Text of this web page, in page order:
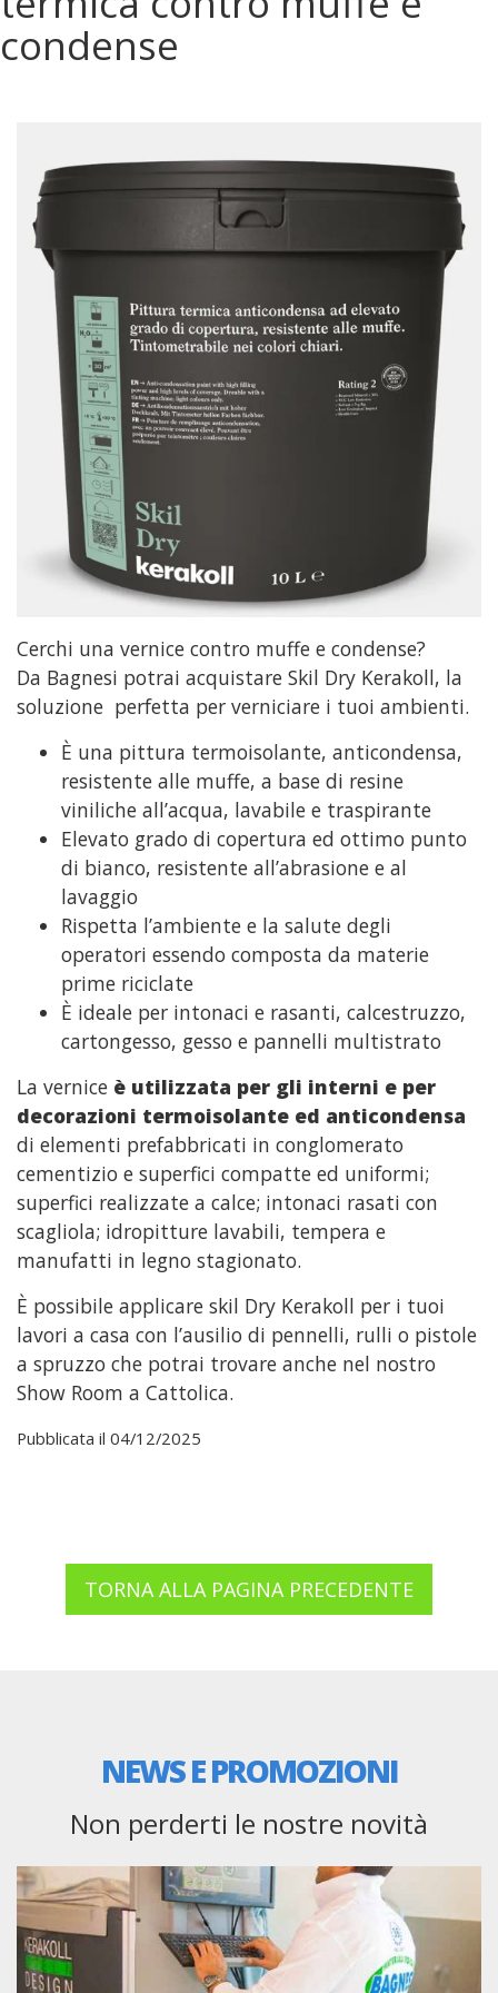
Contatti
condense
Cerchi una vernice contro muffe e condense?
Da Bagnesi potrai acquistare Skil Dry Kerakoll, la
soluzione perfetta per verniciare i tuoi ambienti.
È una pittura termoisolante, anticondensa,
resistente alle muffe, a base di resine
viniliche all’acqua, lavabile e traspirante
Elevato grado di copertura ed ottimo punto
di bianco, resistente all’abrasione e al
lavaggio
Rispetta l’ambiente e la salute degli
operatori essendo composta da materie
prime riciclate
È ideale per intonaci e rasanti, calcestruzzo,
cartongesso, gesso e pannelli multistrato
La vernice è utilizzata per gli interni e per
decorazioni termoisolante ed anticondensa
di elementi prefabbricati in conglomerato
cementizio e superfici compatte ed uniformi;
superfici realizzate a calce; intonaci rasati con
scagliola; idropitture lavabili, tempera e
manufatti in legno stagionato.
È possibile applicare skil Dry Kerakoll per i tuoi
lavori a casa con l’ausilio di pennelli, rulli o pistole
a spruzzo che potrai trovare anche nel nostro
Show Room a Cattolica.
Pubblicata il 04/12/2025
TORNA ALLA PAGINA PRECEDENTE
NEWS E PROMOZIONI
Non perderti le nostre novità